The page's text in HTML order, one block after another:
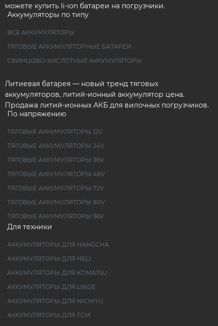
можете купить li-ion батареи на погрузчики.
Аккумуляторы по типу
ВСЕ АККУМУЛЯТОРЫ
ТЯГОВЫЕ АККУМУЛЯТОРНЫЕ БАТАРЕИ
СВИНЦОВО-КИСЛОТНЫЕ АККУМУЛЯТОРЫ
Литиевая батарея — новый тренд тяговых
аккумуляторов, литий-ионный аккумулятор цена.
Продажа литий-ионных АКБ для вилочных погрузчиков.
По напряжению
ТЯГОВЫЕ АККУМУЛЯТОРЫ 12V
ТЯГОВЫЕ АККУМУЛЯТОРЫ 24V
ТЯГОВЫЕ АККУМУЛЯТОРЫ 36V
ТЯГОВЫЕ АККУМУЛЯТОРЫ 48V
ТЯГОВЫЕ АККУМУЛЯТОРЫ 72V
ТЯГОВЫЕ АККУМУЛЯТОРЫ 80V
ТЯГОВЫЕ АККУМУЛЯТОРЫ 96V
Для техники
АККУМУЛЯТОРЫ ДЛЯ HANGCHA
АККУМУЛЯТОРЫ ДЛЯ HELI
АККУМУЛЯТОРЫ ДЛЯ KOMATSU
АККУМУЛЯТОРЫ ДЛЯ LINDE
АККУМУЛЯТОРЫ ДЛЯ NICHIYU
АККУМУЛЯТОРЫ ДЛЯ TCM